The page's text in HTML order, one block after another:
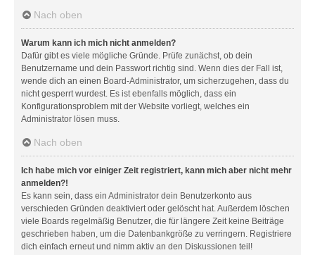
Nach oben
Warum kann ich mich nicht anmelden?
Dafür gibt es viele mögliche Gründe. Prüfe zunächst, ob dein
Benutzername und dein Passwort richtig sind. Wenn dies der Fall ist,
wende dich an einen Board-Administrator, um sicherzugehen, dass du
nicht gesperrt wurdest. Es ist ebenfalls möglich, dass ein
Konfigurationsproblem mit der Website vorliegt, welches ein
Administrator lösen muss.
Nach oben
Ich habe mich vor einiger Zeit registriert, kann mich aber nicht mehr
anmelden?!
Es kann sein, dass ein Administrator dein Benutzerkonto aus
verschieden Gründen deaktiviert oder gelöscht hat. Außerdem löschen
viele Boards regelmäßig Benutzer, die für längere Zeit keine Beiträge
geschrieben haben, um die Datenbankgröße zu verringern. Registriere
dich einfach erneut und nimm aktiv an den Diskussionen teil!